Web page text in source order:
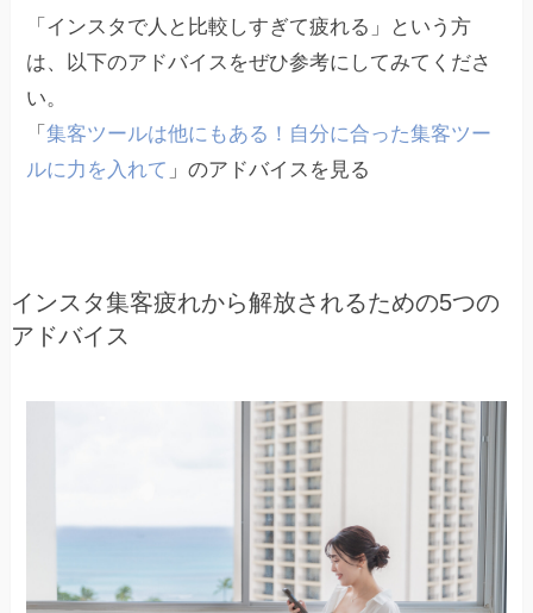
「インスタで人と比較しすぎて疲れる」という方
は、以下のアドバイスをぜひ参考にしてみてくださ
い。
「集客ツールは他にもある！自分に合った集客ツー
ルに力を入れて 」のアドバイスを見る
インスタ集客疲れから解放されるための5つの
アドバイス